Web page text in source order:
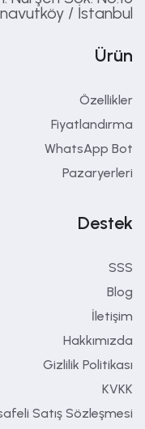
/ İstanbul
Ürün
Özellikler
Fiyatlandırma
WhatsApp Bot
Pazaryerleri
Destek
SSS
Blog
İletişim
Hakkımızda
Gizlilik Politikası
KVKK
Satış Sözleşmesi